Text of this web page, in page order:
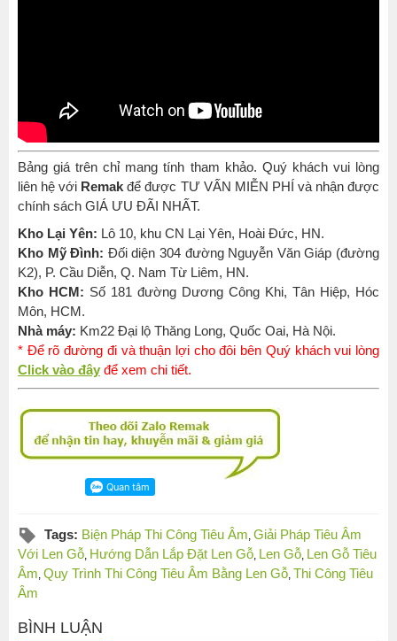
Bảng giá trên chỉ mang tính tham khảo. Quý khách vui lòng
liên hệ với Remak để được TƯ VẤN MIỄN PHÍ và nhận được
chính sách GIÁ ƯU ĐÃI NHẤT.
Kho Lại Yên: Lô 10, khu CN Lại Yên, Hoài Đức, HN.
Kho Mỹ Đình: Đối diện 304 đường Nguyễn Văn Giáp (đường
K2), P. Cầu Diễn, Q. Nam Từ Liêm, HN.
Kho HCM: Số 181 đường Dương Công Khi, Tân Hiệp, Hóc
Môn, HCM.
Nhà máy: Km22 Đại lộ Thăng Long, Quốc Oai, Hà Nội.
* Để rõ đường đi và thuận lợi cho đôi bên Quý khách vui lòng
Click vào đây để xem chi tiết.
Tags: Biện Pháp Thi Công Tiêu Âm, Giải Pháp Tiêu Âm
Với Len Gỗ, Hướng Dẫn Lắp Đặt Len Gỗ, Len Gỗ, Len Gỗ Tiêu
Âm, Quy Trình Thi Công Tiêu Âm Bằng Len Gỗ, Thi Công Tiêu
Âm
BÌNH LUẬN